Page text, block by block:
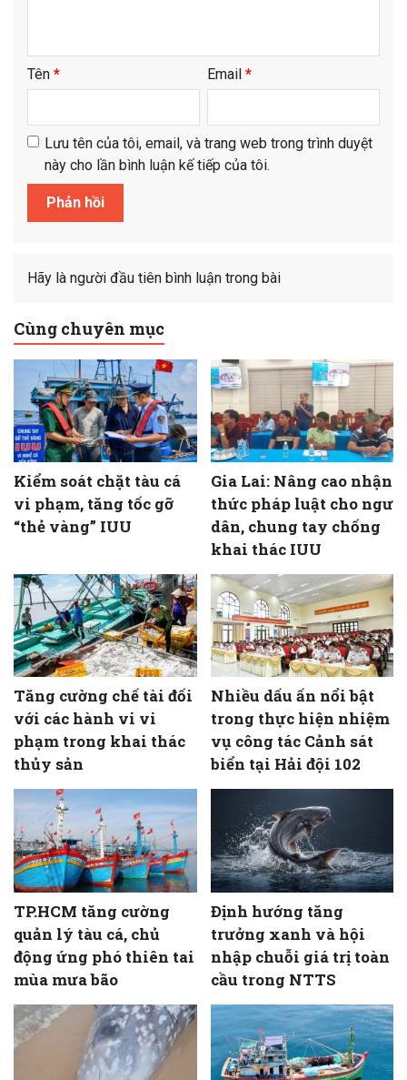
Tên * Email *
Lưu tên của tôi, email, và trang web trong trình duyệt
này cho lần bình luận kế tiếp của tôi.
Hãy là người đầu tiên bình luận trong bài
Cùng chuyên mục
Kiểm soát chặt tàu cá
vi phạm, tăng tốc gỡ
“thẻ vàng” IUU
Gia Lai: Nâng cao nhận
thức pháp luật cho ngư
dân, chung tay chống
khai thác IUU
Tăng cường chế tài đối
với các hành vi vi
phạm trong khai thác
thủy sản
Nhiều dấu ấn nổi bật
trong thực hiện nhiệm
vụ công tác Cảnh sát
biển tại Hải đội 102
TP.HCM tăng cường
quản lý tàu cá, chủ
động ứng phó thiên tai
mùa mưa bão
Định hướng tăng
trưởng xanh và hội
nhập chuỗi giá trị toàn
cầu trong NTTS